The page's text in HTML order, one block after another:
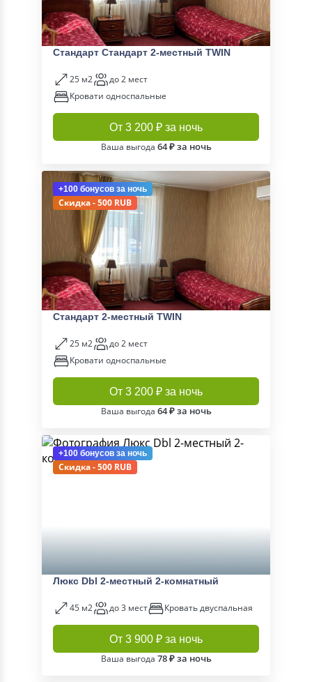
Стандарт Стандарт 2-местный TWIN
25 м2
до 2 мест
Кровати односпальные
От 3 200 ₽ за ночь
Ваша выгода 64 ₽ за ночь
+100 бонусов за ночь
Скидка - 500 RUB
Стандарт 2-местный TWIN
25 м2
до 2 мест
Кровати односпальные
От 3 200 ₽ за ночь
Ваша выгода 64 ₽ за ночь
+100 бонусов за ночь
Скидка - 500 RUB
Люкс Dbl 2-местный 2-комнатный
45 м2 до 3 мест Кровать двуспальная
От 3 900 ₽ за ночь
Ваша выгода 78 ₽ за ночь